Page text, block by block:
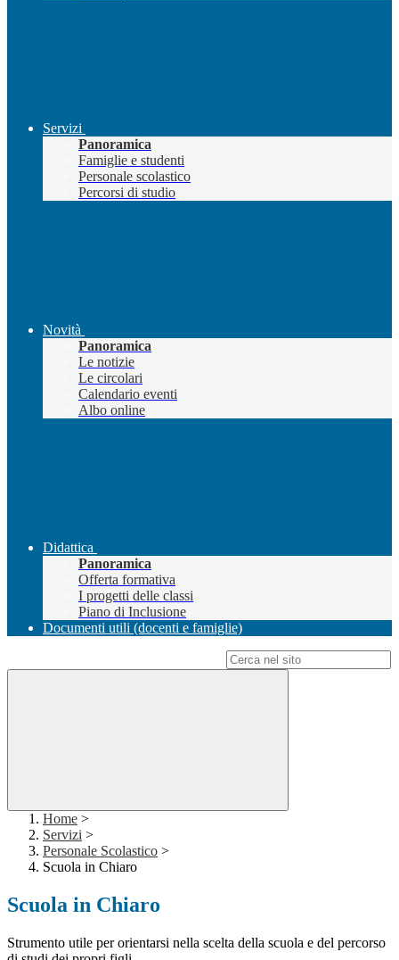
Servizi
Panoramica
Famiglie e studenti
Personale scolastico
Percorsi di studio
Novità
Panoramica
Le notizie
Le circolari
Calendario eventi
Albo online
Didattica
Panoramica
Offerta formativa
I progetti delle classi
Piano di Inclusione
Documenti utili (docenti e famiglie)
Home >
Servizi >
Personale Scolastico >
Scuola in Chiaro
Scuola in Chiaro
Strumento utile per orientarsi nella scelta della scuola e del percorso